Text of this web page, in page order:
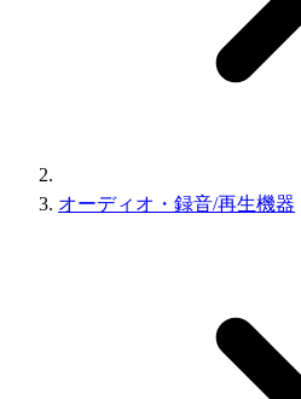
オーディオ・録音/再生機器